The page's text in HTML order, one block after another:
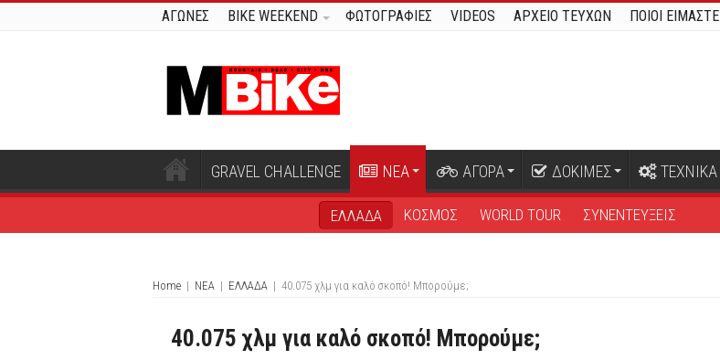
ΑΓΩΝΕΣ BIKE WEEKEND ΦΩΤΟΓΡΑΦΙΕΣ VIDEOS ΑΡΧΕΙΟ ΤΕΥΧΩΝ ΠΟΙΟΙ ΕΙΜΑΣΤΕ
GRAVEL CHALLENGE ΝΕΑ ΑΓΟΡΑ ΔΟΚΙΜΕΣ ΤΕΧΝΙΚΑ
ΕΛΛΑΔΑ ΚΟΣΜΟΣ WORLD TOUR ΣΥΝΕΝΤΕΥΞΕΙΣ
Home | ΝΕΑ | ΕΛΛΑΔΑ | 40.075 χλμ για καλό σκοπό! Μπορούμε;
40.075 χλμ για καλό σκοπό! Μπορούμε;